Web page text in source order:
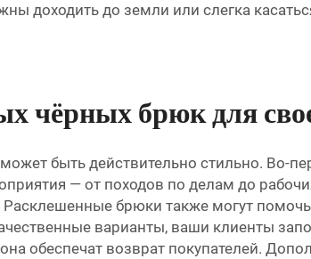
доходить до земли или слегка
чёрных брюк для
быть действительно стильно. Во-
— от походов по делам до
брюки также могут
варианты, ваши клиенты
обеспечат возврат покупателей.